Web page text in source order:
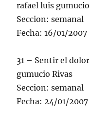
rafael luis
Seccion: semanal
Fecha: 16/01/2007
31 – Sentir el
gumucio Rivas
Seccion: semanal
Fecha: 24/01/2007